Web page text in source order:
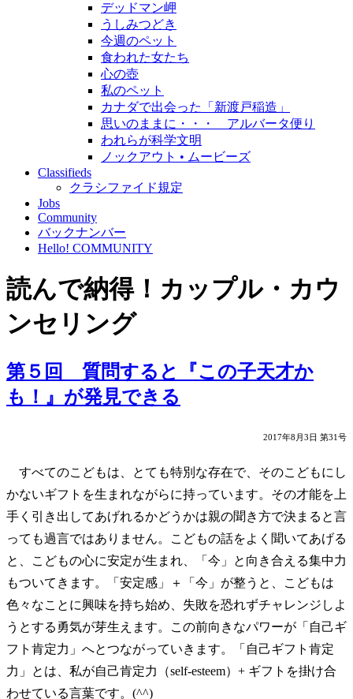
デッドマン岬
うしみつどき
今週のペット
食われた女たち
心の壺
私のペット
カナダで出会った「新渡戸稲造」
思いのままに・・・ アルバータ便り
われらが科学文明
ノックアウト • ムービーズ
Classifieds
クラシファイド規定
Jobs
Community
バックナンバー
Hello! COMMUNITY
読んで納得！カップル・カウ
ンセリング
第５回 質問すると『この子天才か
も！』が発見できる
2017年8月3日 第31号
すべてのこどもは、とても特別な存在で、そのこどもにし
かないギフトを生まれながらに持っています。その才能を上
手く引き出してあげれるかどうかは親の聞き方で決まると言
っても過言ではありません。こどもの話をよく聞いてあげる
と、こどもの心に安定が生まれ、「今」と向き合える集中力
もついてきます。「安定感」＋「今」が整うと、こどもは
色々なことに興味を持ち始め、失敗を恐れずチャレンジしよ
うとする勇気が芽生えます。この前向きなパワーが「自己ギ
フト肯定力」へとつながっていきます。「自己ギフト肯定
力」とは、私が自己肯定力（self-esteem）+ ギフトを掛け合
わせている言葉です。(^^)